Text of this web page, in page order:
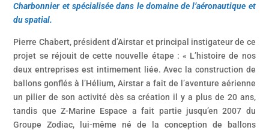
Charbonnier et spécialisée dans le domaine de l’aéronautique et
du spatial.
Pierre Chabert, président d’Airstar et principal instigateur de ce
projet se réjouit de cette nouvelle étape : « L’histoire de nos
deux entreprises est intimement liée. Avec la construction de
ballons gonflés à l’Hélium, Airstar a fait de l’aventure aérienne
un pilier de son activité dès sa création il y a plus de 20 ans,
tandis que Z-Marine Espace a fait partie jusqu’en 2007 du
Groupe Zodiac, lui-même né de la conception de ballons